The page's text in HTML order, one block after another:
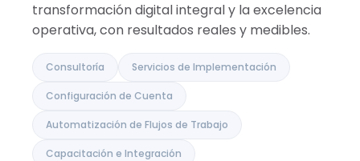
transformación digital integral y la excelencia
operativa, con resultados reales y medibles.
Consultoría Servicios de Implementación
Configuración de Cuenta
Automatización de Flujos de Trabajo
Capacitación e Integración